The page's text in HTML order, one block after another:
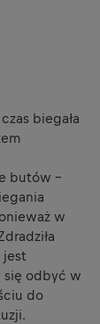
biegała
butów –
w
jest
się odbyć w
do